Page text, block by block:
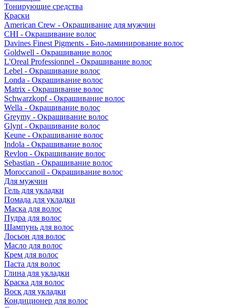
Тонирующие средства
Краски
American Crew - Окрашивание для мужчин
CHI - Окрашивание волос
Davines Finest Pigments - Био-ламинирование волос
Goldwell - Окрашивание волос
L'Oreal Professionnel - Окрашивание волос
Lebel - Окрашивание волос
Londa - Окрашивание волос
Matrix - Окрашивание волос
Schwarzkopf - Окрашивание волос
Wella - Окрашивание волос
Greymy - Окрашивание волос
Glynt - Окрашивание волос
Keune - Окрашивание волос
Indola - Окрашивание волос
Revlon - Окрашивание волос
Sebastian - Окрашивание волос
Moroccanoil - Окрашивание волос
Для мужчин
Гель для укладки
Помада для укладки
Маска для волос
Пудра для волос
Шампунь для волос
Лосьон для волос
Масло для волос
Крем для волос
Паста для волос
Глина для укладки
Краска для волос
Воск для укладки
Кондиционер для волос